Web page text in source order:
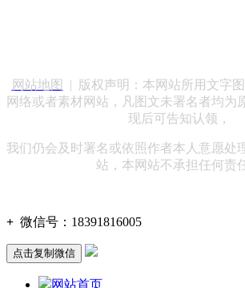
网站地图
| 版权声明：本网站所用文字
网络或者素材网站，凡图文未署名者均为
现后可告知认领，
我们仍会及时署名或依照作者本人意愿处
站，本网站不承担任何责
+ 微信号： 18391816005
点击复制微信
网站首页